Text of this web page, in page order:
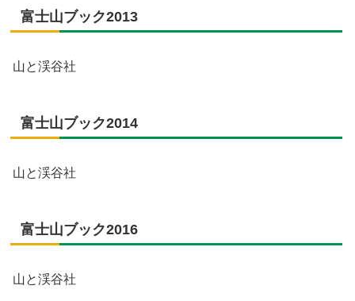
富士山ブック2013
山と渓谷社
富士山ブック2014
山と渓谷社
富士山ブック2016
山と渓谷社